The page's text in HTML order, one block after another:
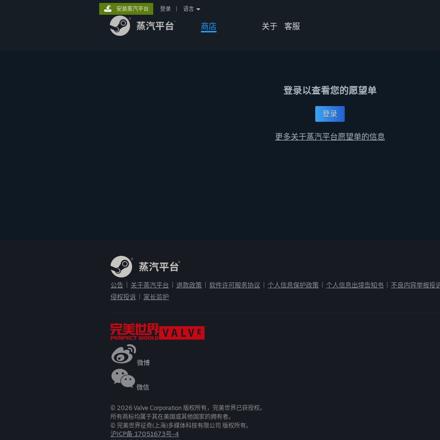
商店 关于 客服
安装蒸汽平台 登录 语言
登录以查看您的愿望单
登录
更多关于蒸汽平台愿望单的信息
公告 关于蒸汽平台 退款政策 软件许可服务协议 个人信息保护政策 个人信息出境告知书
不良内容举报投
侵权投诉
家长监护
微博
微信
© 2026 Valve Corporation 版权所有，完美世界已获授权。
所有商标均属于其在美国或其他国家的拥有者。
© 完美世界征奇(上海)多媒体科技有限公司 版权所有。
沪ICP备 17051673号-4